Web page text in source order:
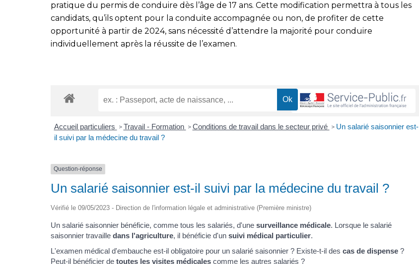
pratique du permis de conduire dès l’âge de 17 ans. Cette modification permettra à tous les
candidats, qu’ils optent pour la conduite accompagnée ou non, de profiter de cette
opportunité à partir de 2024, sans nécessité d’attendre la majorité pour conduire
individuellement après la réussite de l’examen.
Accueil particuliers > Travail - Formation > Conditions de travail dans le secteur privé > Un salarié saisonnier est-
il suivi par la médecine du travail ?
Question-réponse
Un salarié saisonnier est-il suivi par la médecine du travail ?
Vérifié le 09/05/2023 - Direction de l'information légale et administrative (Première ministre)
Un salarié saisonnier bénéficie, comme tous les salariés, d'une surveillance médicale. Lorsque le salarié
saisonnier travaille dans l'agriculture, il bénéficie d'un suivi médical particulier.
L'examen médical d'embauche est-il obligatoire pour un salarié saisonnier ? Existe-t-il des cas de dispense ?
Peut-il bénéficier de toutes les visites médicales comme les autres salariés ?